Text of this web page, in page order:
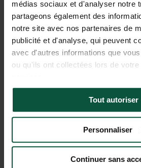
médias sociaux et d'analyser notre
partageons également des
notre site avec nos partenaires de
publicité et d'analyse, qui peuvent
avec d'autres informations que
ou qu'ils ont collectées lors de
Tout autoriser
Personnaliser
Continuer sans
Galerie
Le Moulin du Cap
Beuzec-Cap-Sizun, Bretagne, France